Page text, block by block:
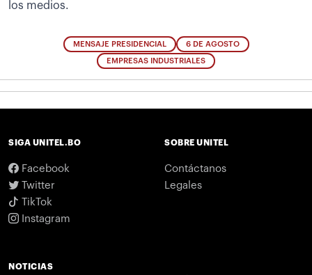
los medios.
MENSAJE PRESIDENCIAL 6 DE AGOSTO
EMPRESAS INDUSTRIALES
SIGA UNITEL.BO
Facebook
Twitter
TikTok
Instagram
SOBRE UNITEL
Contáctanos
Legales
NOTICIAS